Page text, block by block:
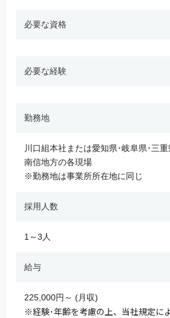
必要な資格
必要な経験
勤務地
川口組本社または愛知県･岐阜県･三
南信地方の各現場
※勤務地は事業所所在地に同じ
採用人数
1～3人
給与
225,000円～ (月収)
※経験･年齢を考慮の上、当社規定に